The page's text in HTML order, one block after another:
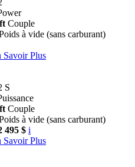
Couple
à vide (sans carburant)
Savoir Plus
S
Couple
à vide (sans carburant)
495 $ i
Savoir Plus